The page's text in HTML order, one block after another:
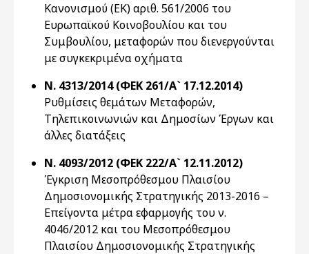
Κανονισμού (ΕΚ) αριθ. 561/2006 του
Ευρωπαϊκού Κοινοβουλίου και του
Συμβουλίου, μεταφορών που διενεργούνται
με συγκεκριμένα οχήματα
Ν. 4313/2014 (ΦΕΚ 261/Α` 17.12.2014)
Ρυθμίσεις θεμάτων Μεταφορών,
Τηλεπικοινωνιών και Δημοσίων Έργων και
άλλες διατάξεις
Ν. 4093/2012 (ΦΕΚ 222/Α` 12.11.2012)
Έγκριση Μεσοπρόθεσμου Πλαισίου
Δημοσιονομικής Στρατηγικής 2013-2016 –
Επείγοντα μέτρα εφαρμογής του ν.
4046/2012 και του Μεσοπρόθεσμου
Πλαισίου Δημοσιονομικής Στρατηγικής